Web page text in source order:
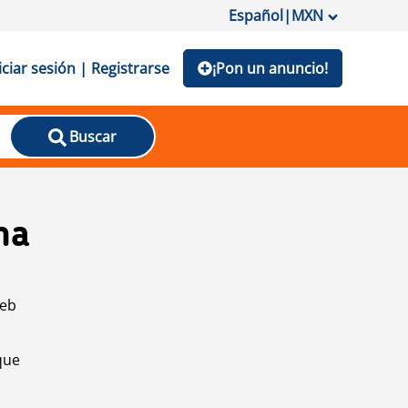
Español|MXN
sesión | Registrarse ¡Pon un anuncio!
Buscar